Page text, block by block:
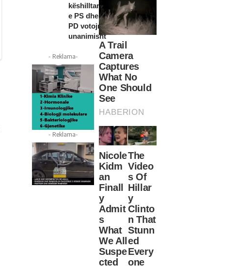
këshilltarët
e PS dhe
PD votojnë
unanimisht
- Reklama-
- Reklama-